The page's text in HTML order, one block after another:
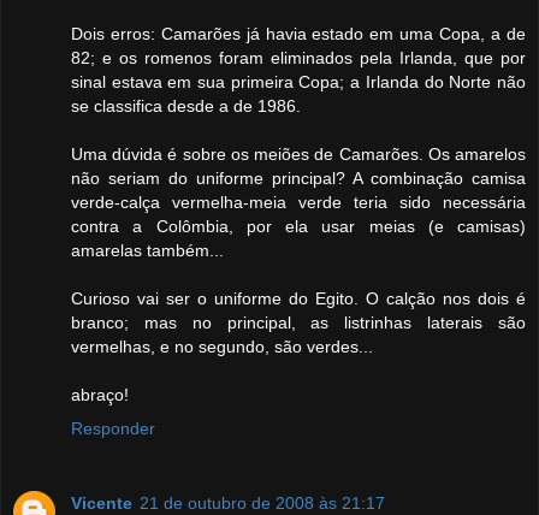
Dois erros: Camarões já havia estado em uma Copa, a de
82; e os romenos foram eliminados pela Irlanda, que por
sinal estava em sua primeira Copa; a Irlanda do Norte não
se classifica desde a de 1986.
Uma dúvida é sobre os meiões de Camarões. Os amarelos
não seriam do uniforme principal? A combinação camisa
verde-calça vermelha-meia verde teria sido necessária
contra a Colômbia, por ela usar meias (e camisas)
amarelas também...
Curioso vai ser o uniforme do Egito. O calção nos dois é
branco; mas no principal, as listrinhas laterais são
vermelhas, e no segundo, são verdes...
abraço!
Responder
Vicente 21 de outubro de 2008 às 21:17